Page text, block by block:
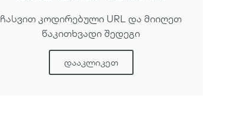
ჩასვით კოდირებული URL და მიიღეთ
წაკითხვადი შედეგი
დააკლიკეთ